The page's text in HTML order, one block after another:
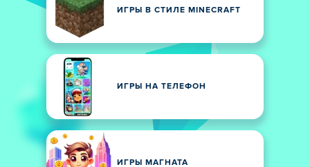
ИГРЫ В СТИЛЕ MINECRAFT
ИГРЫ НА ТЕЛЕФОН
ИГРЫ МАГНАТА